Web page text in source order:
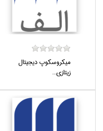
ميكروسكوپ ديجيتال
زيتازي...